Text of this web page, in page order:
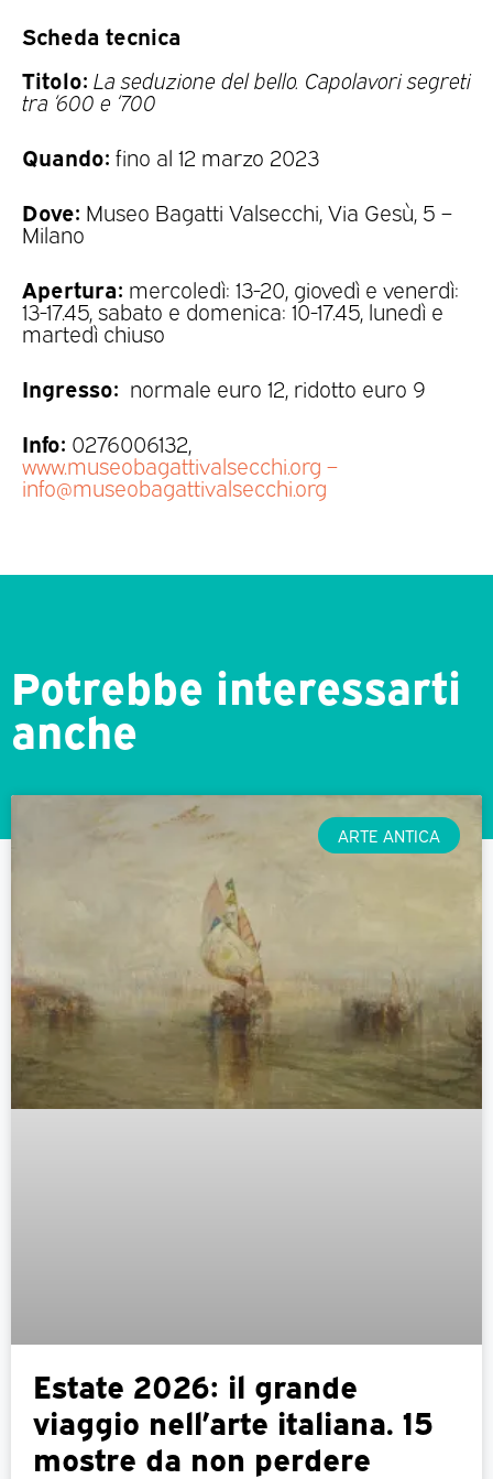
Scheda tecnica
Titolo: La seduzione del bello. Capolavori segreti
tra ‘600 e ‘700
Quando: fino al 12 marzo 2023
Dove: Museo Bagatti Valsecchi, Via Gesù, 5 –
Milano
Apertura: mercoledì: 13-20, giovedì e venerdì:
13-17.45, sabato e domenica: 10-17.45, lunedì e
martedì chiuso
Ingresso: normale euro 12, ridotto euro 9
Info: 0276006132,
www.museobagattivalsecchi.org –
info@museobagattivalsecchi.org
Potrebbe interessarti
anche
ARTE ANTICA
Estate 2026: il grande
viaggio nell’arte italiana. 15
mostre da non perdere